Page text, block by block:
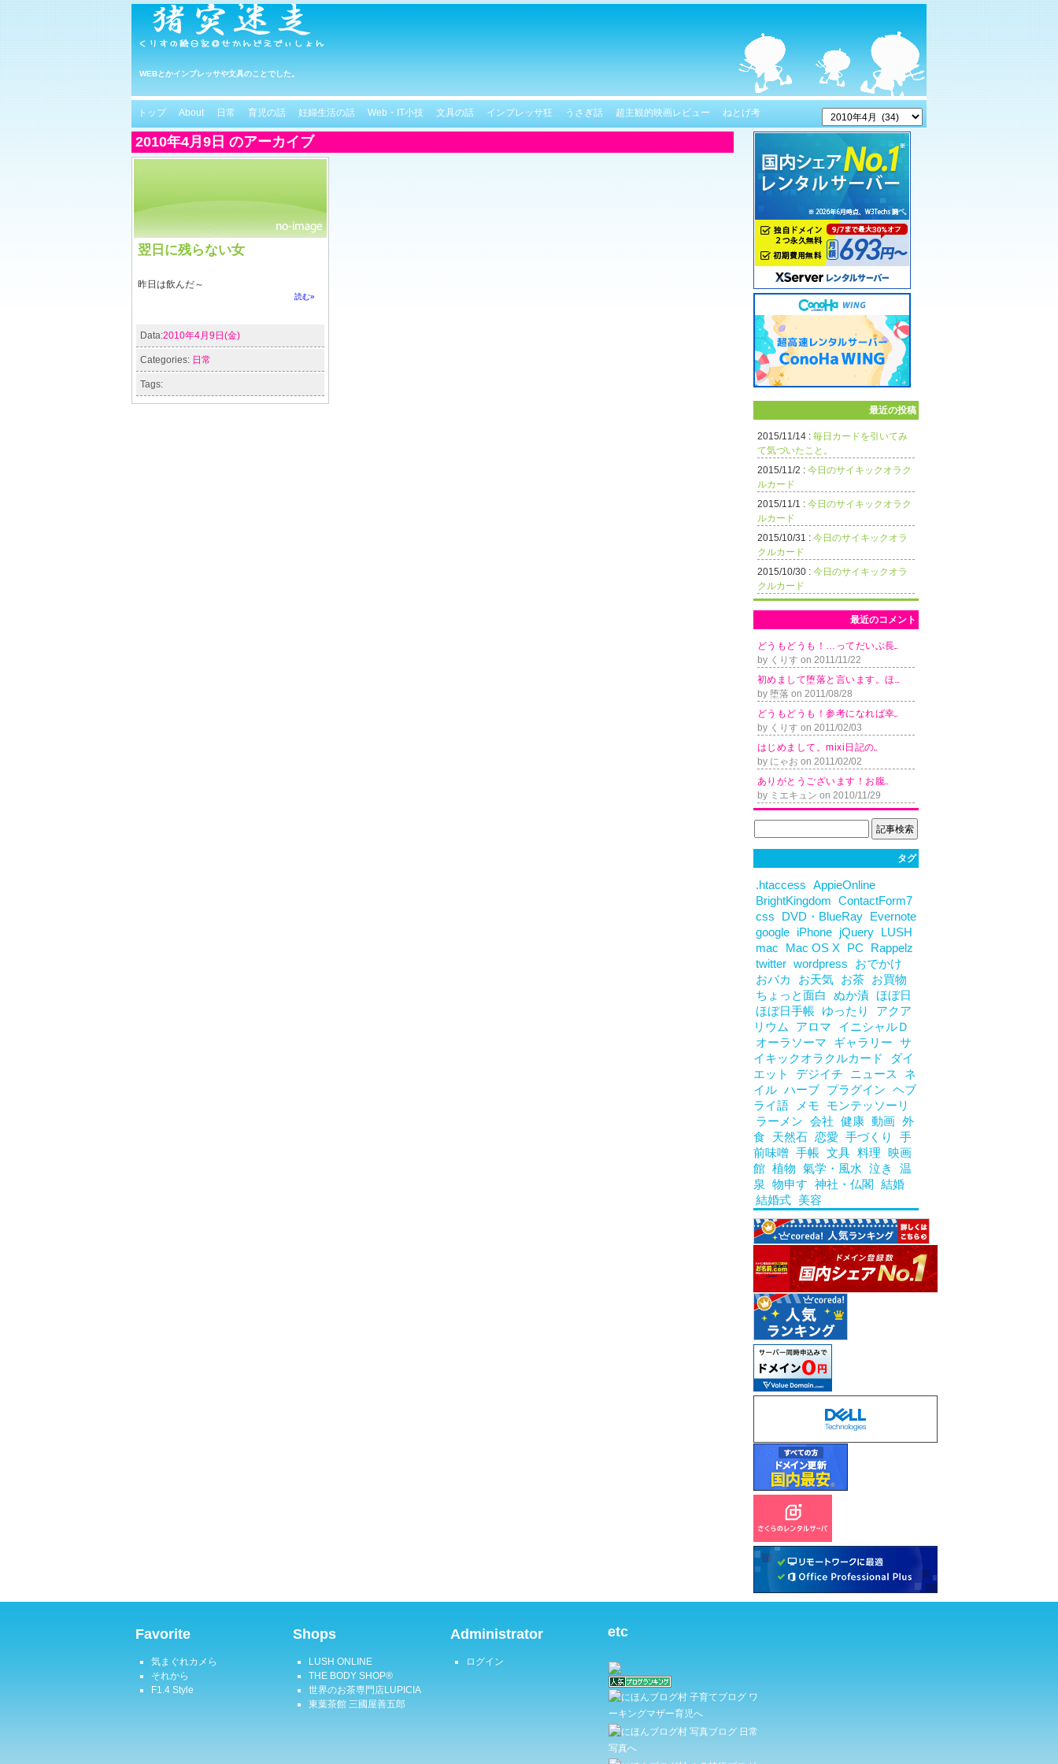
WEBとかインプレッサや文具のことでした。
トップ About 日常 育児の話 妊婦生活の話 Web・IT小技 文具の話 インプレッサ狂 うさぎ話 超主観的映画レビュー ねとげ考
2010年4月9日 のアーカイブ
翌日に残らない女
昨日は飲んだ～
読む»
Data:2010年4月9日(金)
Categories: 日常
Tags:
最近の投稿
2015/11/14 : 毎日カードを引いてみ
て気づいたこと。
2015/11/2 : 今日のサイキックオラク
ルカード
2015/11/1 : 今日のサイキックオラク
ルカード
2015/10/31 : 今日のサイキックオラ
クルカード
2015/10/30 : 今日のサイキックオラ
クルカード
最近のコメント
ど う も ど う も ！ … っ て だ い ぶ 長...
by くりす on 2011/11/22
初 め ま し て 堕 落 と 言 い ま す 。 ほ ...
by 堕落 on 2011/08/28
ど う も ど う も ！ 参 考 に な れ ば 幸...
by くりす on 2011/02/03
は じ め ま し て 。 m i x i 日 記 の...
by にゃお on 2011/02/02
あ り が と う ご ざ い ま す ！ お 腹...
by ミエキュン on 2010/11/29
タグ
.htaccess
AppieOnline
BrightKingdom
ContactForm7
css
DVD・BlueRay
Evernote
google
iPhone jQuery
LUSH
mac
Mac OS X PC
Rappelz
twitter wordpress
おでかけ
おバカ
お天気 お茶
お買物
ちょっと面白
ぬか漬 ほぼ日
ほぼ日手帳
ゆったり
アクア
リウム
アロマ
イニシャルＤ
オーラソーマ
ギャラリー
サ
イキックオラクルカード
ダイ
エット
デジイチ ニュース
ネ
イル ハーブ プラグイン
ヘブ
ライ語
メモ
モンテッソーリ
ラーメン
会社 健康 動画 外
食
天然石 恋愛 手づくり
手
前味噌 手帳 文具 料理
映画
館 植物 氣学・風水 泣き
温
泉
物申す 神社・仏閣
結婚
結婚式
美容
Favorite
気まぐれカメら
それから
F1.4 Style
Shops
LUSH ONLINE
THE BODY SHOP®
世界のお茶専門店LUPICIA
東葉茶館 三國屋善五郎
Administrator
ログイン
etc